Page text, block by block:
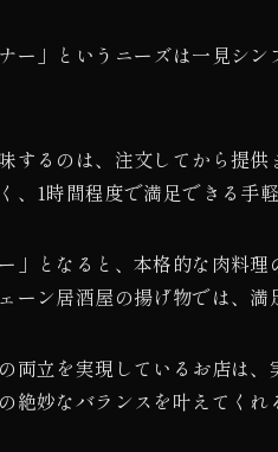
ー」というニーズは一見シ
するのは、注文してから提
、1時間程度で満足できる手
」となると、本格的な肉料
ーン居酒屋の揚げ物では、満
両立を実現しているお店は
妙なバランスを叶えてくれ